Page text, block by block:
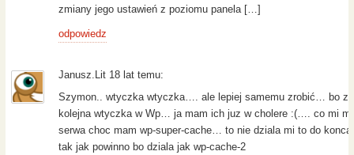
zmiany jego ustawień z poziomu panela […]
odpowiedz
Janusz.Lit 18 lat temu:
Szymon.. wtyczka wtyczka…. ale lepiej samemu zrobić… bo
kolejna wtyczka w Wp… ja mam ich juz w cholere :(…. co mi
serwa choc mam wp-super-cache… to nie dziala mi to do konca
tak jak powinno bo dziala jak wp-cache-2